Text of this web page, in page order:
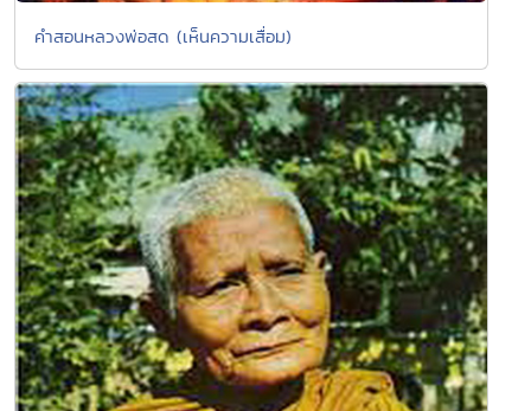
คำสอนหลวงพ่อสด (เห็นความเสื่อม)